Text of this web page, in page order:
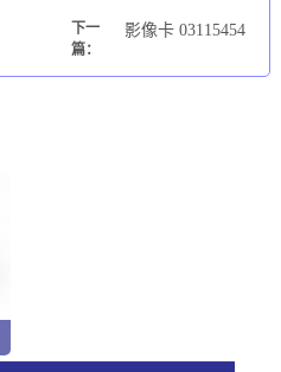
下一
篇：
影像卡 03115454